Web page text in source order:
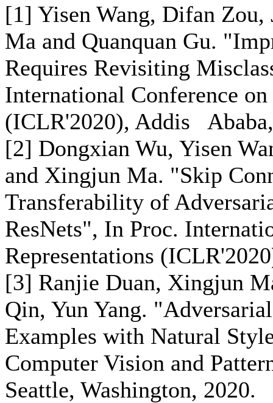
[1] Yisen Wang, Difan
Ma and Quanquan Gu.
Requires Revisiting
International Conference
(ICLR'2020), Addis
[2] Dongxian Wu, Yisen
and Xingjun Ma. "Skip
Transferability of
ResNets", In Proc.
Representations
[3] Ranjie Duan, Xingjun
Qin, Yun Yang.
Examples with Natural
Computer Vision and
Seattle, Washington, 2020.